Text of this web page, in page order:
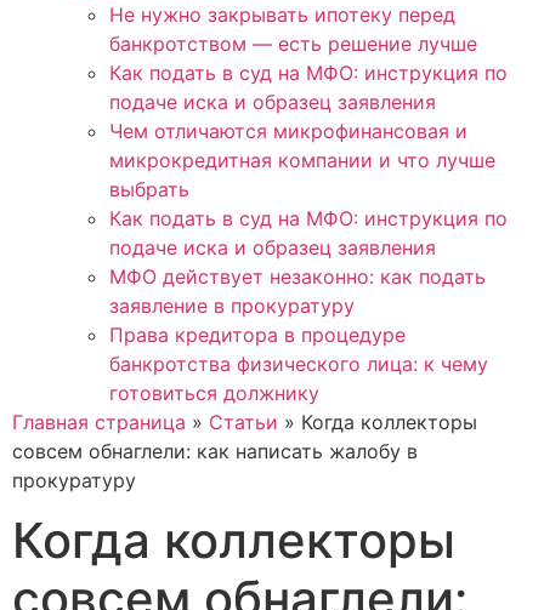
Не нужно закрывать ипотеку перед
банкротством — есть решение лучше
Как подать в суд на МФО: инструкция по
подаче иска и образец заявления
Чем отличаются микрофинансовая и
микрокредитная компании и что лучше
выбрать
Как подать в суд на МФО: инструкция по
подаче иска и образец заявления
МФО действует незаконно: как подать
заявление в прокуратуру
Права кредитора в процедуре
банкротства физического лица: к чему
готовиться должнику
Главная страница » Статьи » Когда коллекторы
совсем обнаглели: как написать жалобу в
прокуратуру
Когда коллекторы